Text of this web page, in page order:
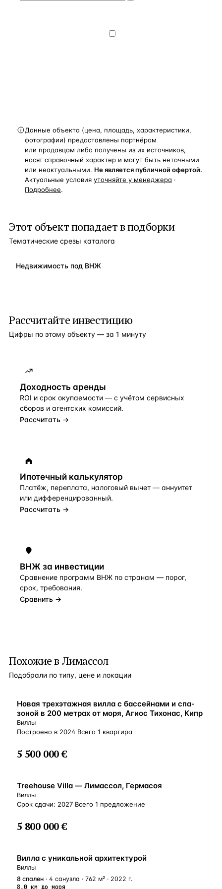
Данные объекта (цена, площадь, характеристики,
фотографии) предоставлены партнёром
или продавцом либо получены из их источников,
носят справочный характер и могут быть неточными
или неактуальными. Не является публичной офертой.
Актуальные условия уточняйте у менеджера ·
Подробнее.
Этот объект попадает в подборки
Тематические срезы каталога
Недвижимость под ВНЖ
Рассчитайте инвестицию
Цифры по этому объекту — за 1 минуту
Доходность аренды
ROI и срок окупаемости — с учётом сервисных
сборов и агентских комиссий.
Рассчитать →
Ипотечный калькулятор
Платёж, переплата, налоговый вычет — аннуитет
или дифференцированный.
Рассчитать →
ВНЖ за инвестиции
Сравнение программ ВНЖ по странам — порог,
срок, требования.
Сравнить →
Похожие в Лимассол
Подобрали по типу, цене и локации
ВНЖ
Новая трехэтажная вилла с бассейнами и спа-
зоной в 200 метрах от моря, Агиос Тихонас, Кипр
Виллы
Построено в 2024 Всего 1 квартира
5 500 000 €
ВНЖ
Treehouse Villa — Лимасcол, Гермасоя
Виллы
Срок сдачи: 2027 Всего 1 предложениe
5 800 000 €
ВНЖ
Вилла с уникальной архитектурой
Виллы
8 спален · 4 санузла · 762 м² · 2022 г.
8,0 км до моря